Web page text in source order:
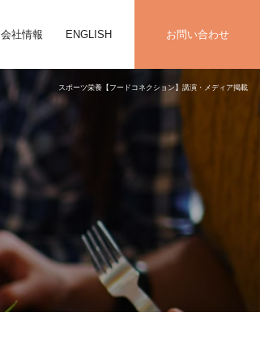
会社情報 ENGLISH お問い合わせ
スポーツ栄養【フードコネクション】講演・メディア掲載